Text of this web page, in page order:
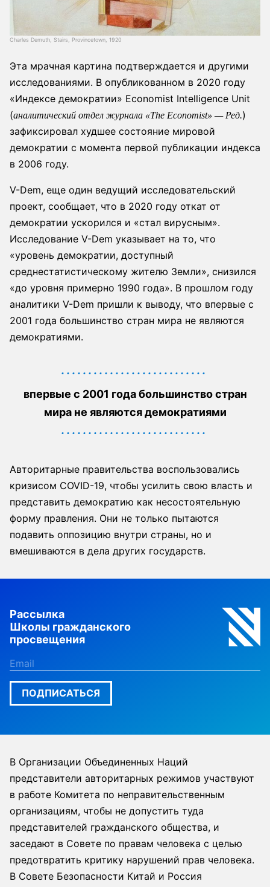
Charles Demuth, Stairs, Provincetown, 1920
Эта мрачная картина подтверждается и другими
исследованиями. В опубликованном в 2020 году
«Индексе демократии» Economist Intelligence Unit
(аналитический отдел журнала «The Economist» — Ред.)
зафиксировал худшее состояние мировой
демократии с момента первой публикации индекса
в 2006 году.
V-Dem, еще один ведущий исследовательский
проект, сообщает, что в 2020 году откат от
демократии ускорился и «стал вирусным».
Исследование V-Dem указывает на то, что
«уровень демократии, доступный
среднестатистическому жителю Земли», снизился
«до уровня примерно 1990 года». В прошлом году
аналитики V-Dem пришли к выводу, что впервые с
2001 года большинство стран мира не являются
демократиями.
впервые с 2001 года большинство стран
мира не являются демократиями
Авторитарные правительства воспользовались
кризисом COVID-19, чтобы усилить свою власть и
представить демократию как несостоятельную
форму правления. Они не только пытаются
подавить оппозицию внутри страны, но и
вмешиваются в дела других государств.
Рассылка
Школы гражданского
просвещения
ПОДПИСАТЬСЯ
В Организации Объединенных Наций
представители авторитарных режимов участвуют
в работе Комитета по неправительственным
организациям, чтобы не допустить туда
представителей гражданского общества, и
заседают в Совете по правам человека с целью
предотвратить критику нарушений прав человека.
В Совете Безопасности Китай и Россия